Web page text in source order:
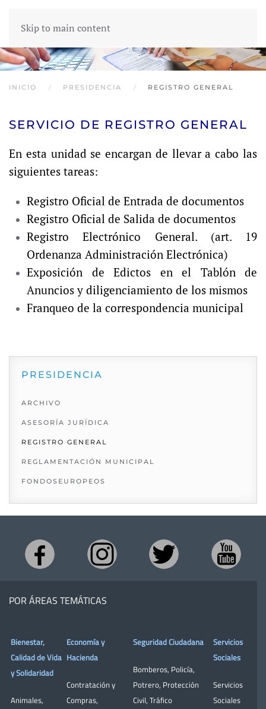
Skip to main content
INICIO PRESIDENCIA REGISTRO GENERAL
SERVICIO DE REGISTRO GENERAL
En esta unidad se encargan de llevar a cabo las
siguientes tareas:
Registro Oficial de Entrada de documentos
Registro Oficial de Salida de documentos
Registro Electrónico General. (art. 19
Ordenanza Administración Electrónica)
Exposición de Edictos en el Tablón de
Anuncios y diligenciamiento de los mismos
Franqueo de la correspondencia municipal
PRESIDENCIA
ARCHIVO
ASESORÍA JURÍDICA
REGISTRO GENERAL
REGLAMENTACIÓN MUNICIPAL
FONDOSEUROPEOS
POR ÁREAS TEMÁTICAS
Bienestar,
Calidad de Vida
y Solidaridad
Animales,
Economía y
Hacienda
Contratación y
Compras,
Seguridad Ciudadana
Bomberos, Policía,
Potrero, Protección
Civil, Tráfico
Servicios
Sociales
Servicios
Sociales